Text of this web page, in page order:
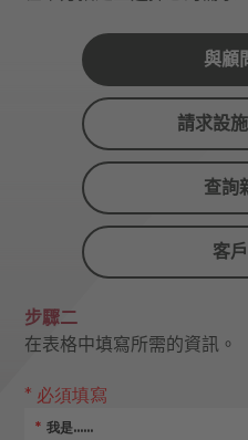
與顧
請求設
查詢
客
步驟二
在表格中填寫所需的資訊。